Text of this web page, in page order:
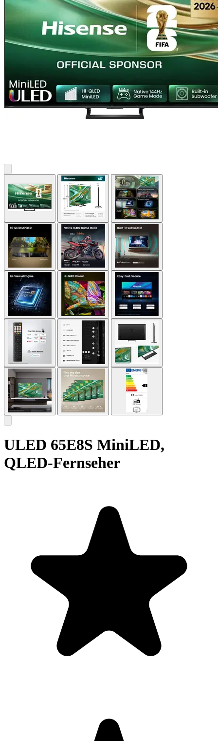
ULED 65E8S MiniLED,
QLED-Fernseher